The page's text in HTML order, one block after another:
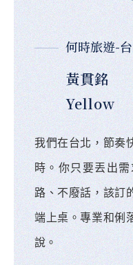
何時旅遊-
黃貫銘
Yellow
我們在台北，節奏
時。你只要丟出
路、不廢話，該訂
端上桌。專業和俐
說。